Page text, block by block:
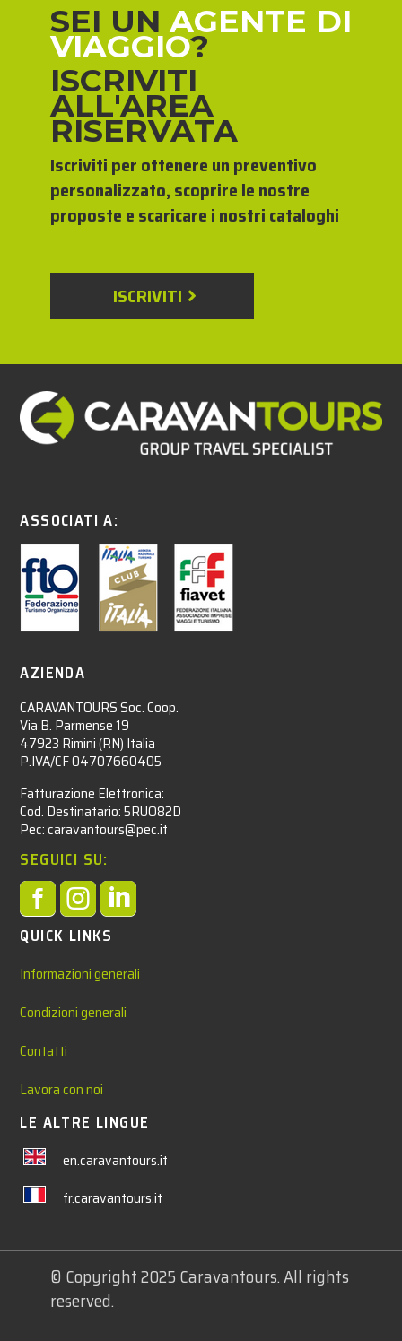
SEI UN AGENTE DI
VIAGGIO?
ISCRIVITI
ALL'AREA
RISERVATA
Iscriviti per ottenere un preventivo
personalizzato, scoprire le nostre
proposte e scaricare i nostri cataloghi
ISCRIVITI
ASSOCIATI A:
AZIENDA
CARAVANTOURS Soc. Coop.
Via B. Parmense 19
47923 Rimini (RN) Italia
P.IVA/CF 04707660405
Fatturazione Elettronica:
Cod. Destinatario: 5RUO82D
Pec: caravantours@pec.it
SEGUICI SU:

QUICK LINKS
Informazioni generali
Condizioni generali
Contatti
Lavora con noi
LE ALTRE LINGUE
en.caravantours.it
fr.caravantours.it
© Copyright 2025 Caravantours. All rights
reserved.